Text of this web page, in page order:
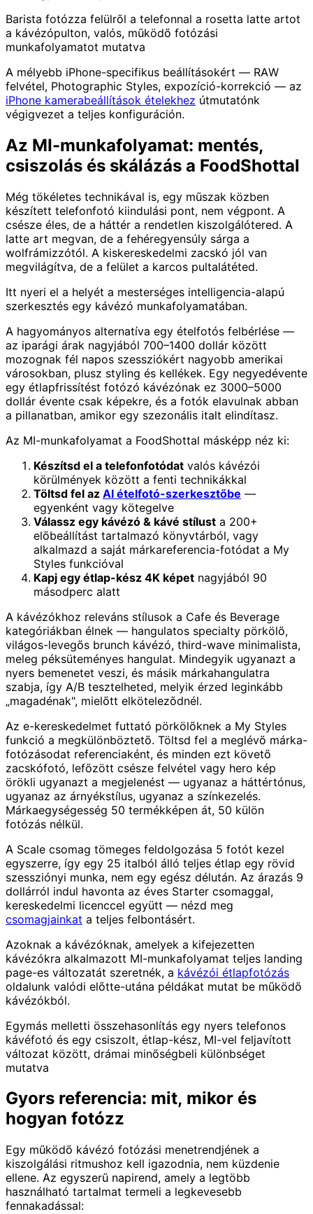
Barista fotózza felülről a telefonnal a rosetta latte artot
a kávézópulton, valós, működő fotózási
munkafolyamatot mutatva
A mélyebb iPhone-specifikus beállításokért — RAW
felvétel, Photographic Styles, expozíció-korrekció — az
iPhone kamerabeállítások ételekhez útmutatónk
végigvezet a teljes konfiguráción.
Az MI-munkafolyamat: mentés,
csiszolás és skálázás a FoodShottal
Még tökéletes technikával is, egy műszak közben
készített telefonfotó kiindulási pont, nem végpont. A
csésze éles, de a háttér a rendetlen kiszolgálótered. A
latte art megvan, de a fehéregyensúly sárga a
wolfrámizzótól. A kiskereskedelmi zacskó jól van
megvilágítva, de a felület a karcos pultalátéted.
Itt nyeri el a helyét a mesterséges intelligencia-alapú
szerkesztés egy kávézó munkafolyamatában.
A hagyományos alternatíva egy ételfotós felbérlése —
az iparági árak nagyjából 700–1400 dollár között
mozognak fél napos szessziókért nagyobb amerikai
városokban, plusz styling és kellékek. Egy negyedévente
egy étlapfrissítést fotózó kávézónak ez 3000–5000
dollár évente csak képekre, és a fotók elavulnak abban
a pillanatban, amikor egy szezonális italt elindítasz.
Az MI-munkafolyamat a FoodShottal másképp néz ki:
Készítsd el a telefonfotódat valós kávézói
körülmények között a fenti technikákkal
Töltsd fel az AI ételfotó-szerkesztőbe —
egyenként vagy kötegelve
Válassz egy kávézó & kávé stílust a 200+
előbeállítást tartalmazó könyvtárból, vagy
alkalmazd a saját márkareferencia-fotódat a My
Styles funkcióval
Kapj egy étlap-kész 4K képet nagyjából 90
másodperc alatt
A kávézókhoz releváns stílusok a Cafe és Beverage
kategóriákban élnek — hangulatos specialty pörkölő,
világos-levegős brunch kávézó, third-wave minimalista,
meleg péksüteményes hangulat. Mindegyik ugyanazt a
nyers bemenetet veszi, és másik márkahangulatra
szabja, így A/B tesztelheted, melyik érzed leginkább
„magadénak", mielőtt elköteleződnél.
Az e-kereskedelmet futtató pörkölőknek a My Styles
funkció a megkülönböztető. Töltsd fel a meglévő márka-
fotózásodat referenciaként, és minden ezt követő
zacskófotó, lefőzött csésze felvétel vagy hero kép
örökli ugyanazt a megjelenést — ugyanaz a háttértónus,
ugyanaz az árnyékstílus, ugyanaz a színkezelés.
Márkaegységesség 50 termékképen át, 50 külön
fotózás nélkül.
A Scale csomag tömeges feldolgozása 5 fotót kezel
egyszerre, így egy 25 italból álló teljes étlap egy rövid
szessziónyi munka, nem egy egész délután. Az árazás 9
dollárról indul havonta az éves Starter csomaggal,
kereskedelmi licenccel együtt — nézd meg
csomagjainkat a teljes felbontásért.
Azoknak a kávézóknak, amelyek a kifejezetten
kávézókra alkalmazott MI-munkafolyamat teljes landing
page-es változatát szeretnék, a kávézói étlapfotózás
oldalunk valódi előtte-utána példákat mutat be működő
kávézókból.
Egymás melletti összehasonlítás egy nyers telefonos
kávéfotó és egy csiszolt, étlap-kész, MI-vel feljavított
változat között, drámai minőségbeli különbséget
mutatva
Gyors referencia: mit, mikor és
hogyan fotózz
Egy működő kávézó fotózási menetrendjének a
kiszolgálási ritmushoz kell igazodnia, nem küzdenie
ellene. Az egyszerű napirend, amely a legtöbb
használható tartalmat termeli a legkevesebb
fennakadással: